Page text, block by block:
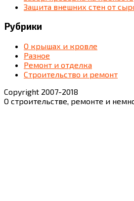
Защита внешних стен от
Рубрики
О крышах и кровле
Разное
Ремонт и отделка
Строительство и ремонт
Copyright 2007-2018
О строительстве, ремонте и